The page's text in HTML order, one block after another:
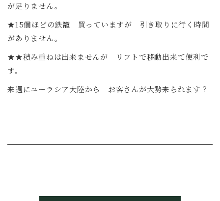
が足りません。
★15個ほどの鉄籠 買っていますが 引き取りに行く時間
がありません。
★★積み重ねは出来ませんが リフトで移動出来て便利で
す。
来週にユーラシア大陸から お客さんが大勢来られます？